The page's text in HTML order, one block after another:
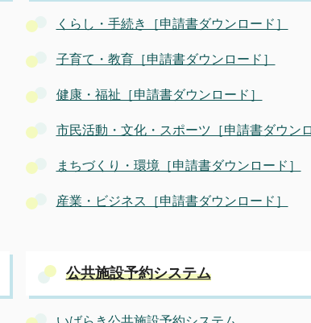
くらし・手続き［申請書ダウンロード］
子育て・教育［申請書ダウンロード］
健康・福祉［申請書ダウンロード］
市民活動・文化・スポーツ［申請書ダウン
まちづくり・環境［申請書ダウンロード］
産業・ビジネス［申請書ダウンロード］
公共施設予約システム